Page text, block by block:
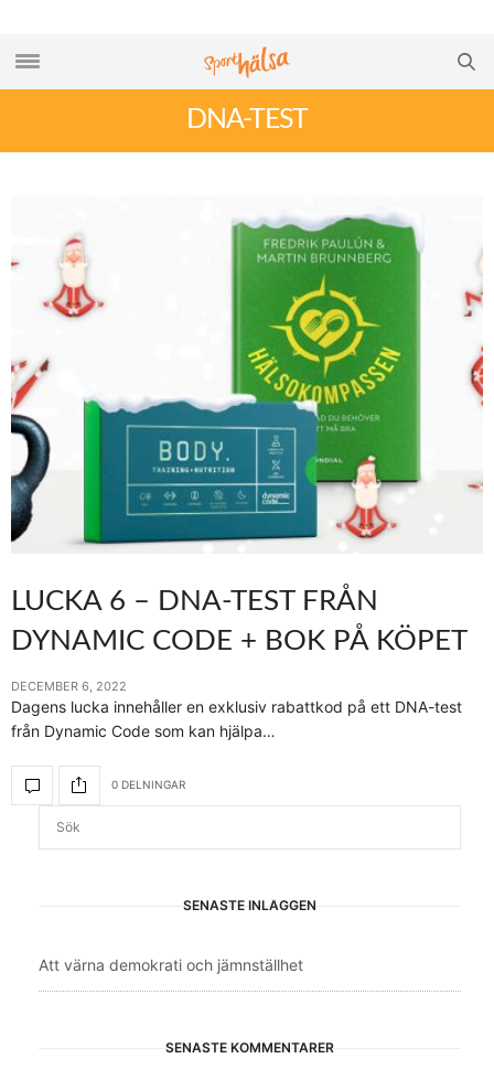
DNA-TEST
LUCKA 6 – DNA-TEST FRÅN
DYNAMIC CODE + BOK PÅ KÖPET
DECEMBER 6, 2022
Dagens lucka innehåller en exklusiv rabattkod på ett DNA-test
från Dynamic Code som kan hjälpa…
0 DELNINGAR
SENASTE INLÄGGEN
Att värna demokrati och jämnställhet
SENASTE KOMMENTARER